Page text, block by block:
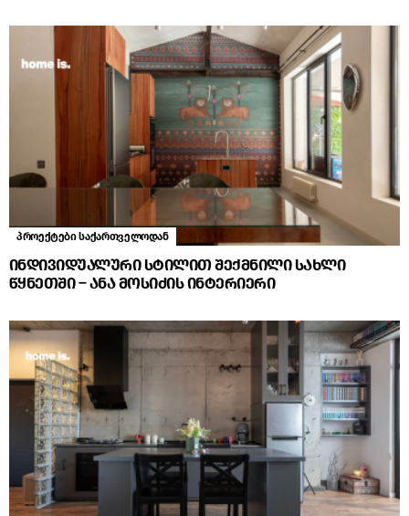
პროექტები საქართველოდან
ინდივიდუალური სტილით შექმნილი სახლი
წყნეთში – ანა მოსიძის ინტერიერი